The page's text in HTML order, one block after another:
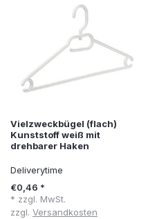
Vielzweckbügel (flach)
Kunststoff weiß mit
drehbarer Haken
Deliverytime
€0,46 *
* zzgl. MwSt.
zzgl. Versandkosten